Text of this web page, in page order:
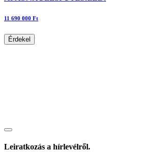
11 690 000 Ft
Érdekel
Leiratkozás a hírlevélről.